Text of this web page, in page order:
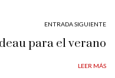
ENTRADA SIGUIENTE
para el verano
LEER MÁS